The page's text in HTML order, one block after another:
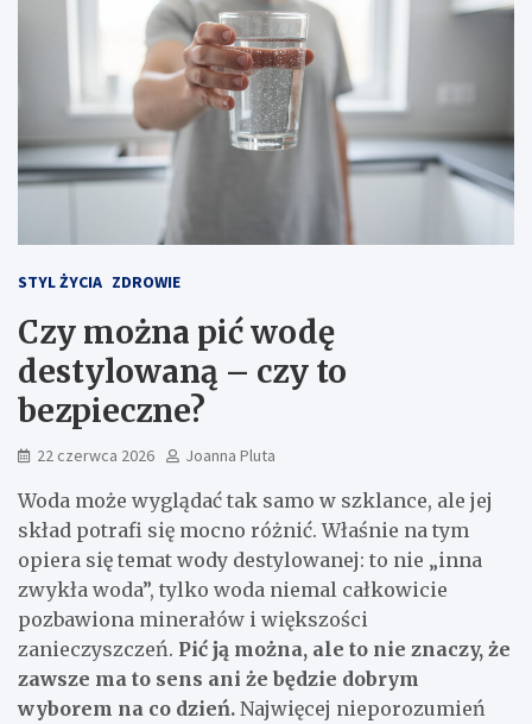
STYL ŻYCIA ZDROWIE
Czy można pić wodę
destylowaną – czy to
bezpieczne?
22 czerwca 2026 Joanna Pluta
Woda może wyglądać tak samo w szklance, ale jej
skład potrafi się mocno różnić. Właśnie na tym
opiera się temat wody destylowanej: to nie „inna
zwykła woda”, tylko woda niemal całkowicie
pozbawiona minerałów i większości
zanieczyszczeń. Pić ją można, ale to nie znaczy, że
zawsze ma to sens ani że będzie dobrym
wyborem na co dzień. Najwięcej nieporozumień